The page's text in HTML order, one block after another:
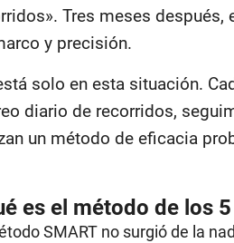
Tres meses
y precisión.
solo en esta situación.
diario de recorridos,
un método de eficacia
es el método de los
SMART no surgió de la